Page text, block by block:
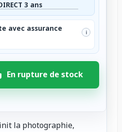
3 ans
avec assurance
i
En rupture de stock
la photographie,